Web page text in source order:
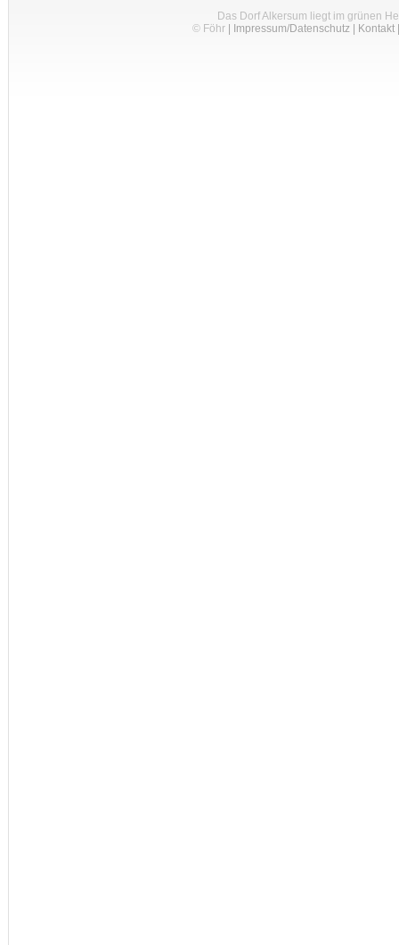
Das Dorf Alkersum liegt im grünen
© Föhr| Impressum/Datenschutz| Kontakt